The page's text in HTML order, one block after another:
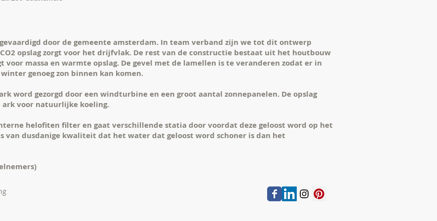
door de gemeente amsterdam. In team verband zijn we tot dit ontwerp
opslag zorgt voor het drijfvlak. De rest van de constructie bestaat uit het houtbouw
voor massa en warmte opslag. De gevel met de lamellen is te veranderen zodat er in
genoeg zon binnen kan komen.
word gezorgd door een windturbine en een groot aantal zonnepanelen. De opslag
ark voor natuurlijke koeling.
helofiten filter en gaat verschillende statia door voordat deze geloost word op het
van dusdanige kwaliteit dat het water dat geloost word schoner is dan het